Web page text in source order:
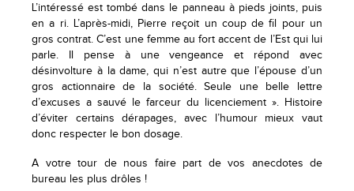
L’intéressé est tombé dans le panneau à pieds joints, puis
en a ri. L’après-midi, Pierre reçoit un coup de fil pour un
gros contrat. C’est une femme au fort accent de l’Est qui lui
parle. Il pense à une vengeance et répond avec
désinvolture à la dame, qui n’est autre que l’épouse d’un
gros actionnaire de la société. Seule une belle lettre
d’excuses a sauvé le farceur du licenciement ». Histoire
d’éviter certains dérapages, avec l’humour mieux vaut
donc respecter le bon dosage.
A votre tour de nous faire part de vos anecdotes de
bureau les plus drôles !